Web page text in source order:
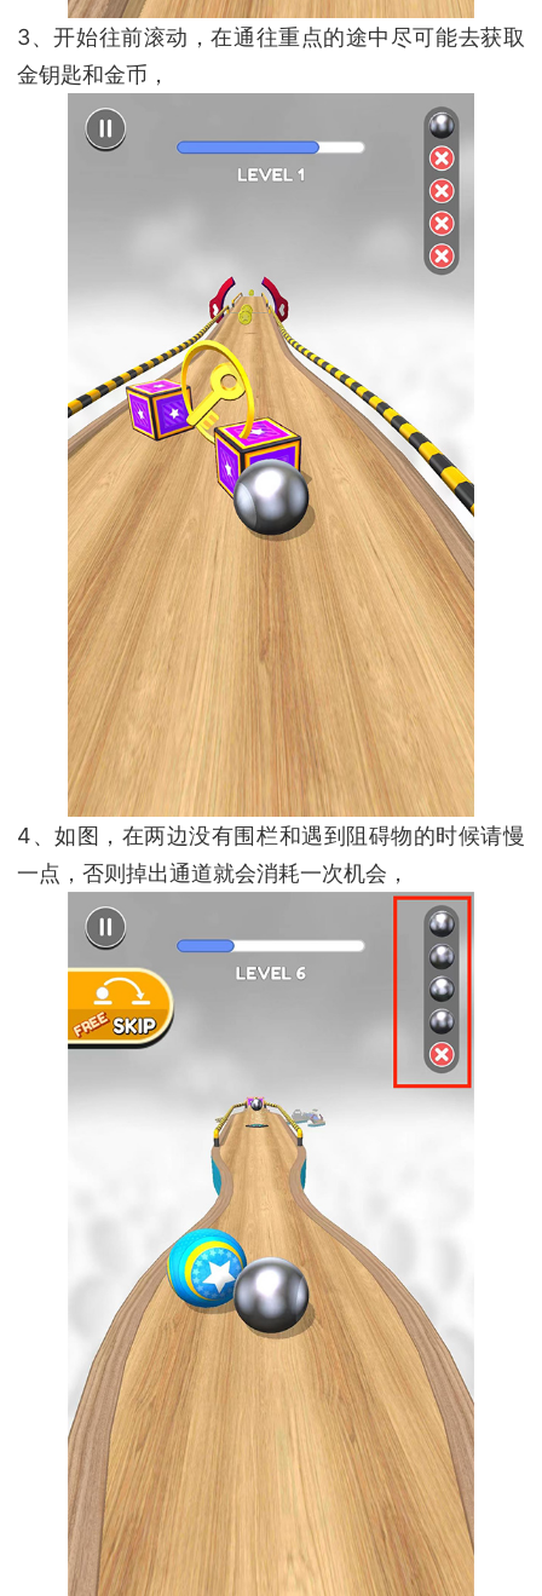
3、开始往前滚动，在通往重点的途中尽可能去获取
金钥匙和金币，
4、如图，在两边没有围栏和遇到阻碍物的时候请慢
一点，否则掉出通道就会消耗一次机会，